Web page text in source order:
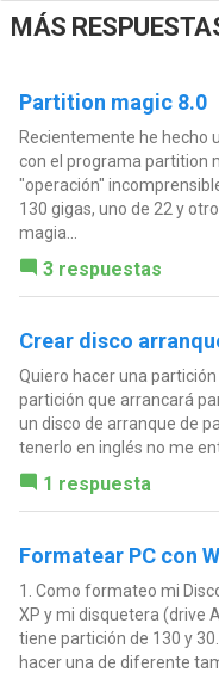
MÁS
Partition magic 8.0
Recientemente he hecho
con el programa partition
"operación"
130 gigas, uno de 22 y
magia...
3 respuestas
Crear disco
Quiero hacer una
partición que arrancará
un disco de arranque de
tenerlo en inglés no me
1 respuesta
Formatear PC con
1. Como formateo mi
XP y mi disquetera (drive
tiene partición de 130 y
hacer una de diferente